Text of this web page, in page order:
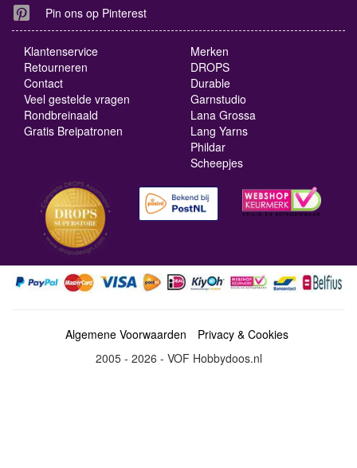
Pin ons op Pinterest
Klantenservice
Retourneren
Contact
Veel gestelde vragen
Rondbreinaald
Gratis Breipatronen
Merken
DROPS
Durable
Garnstudio
Lana Grossa
Lang Yarns
Phildar
Scheepjes
Algemene Voorwaarden
Privacy & Cookies
2005 - 2026 - VOF Hobbydoos.nl